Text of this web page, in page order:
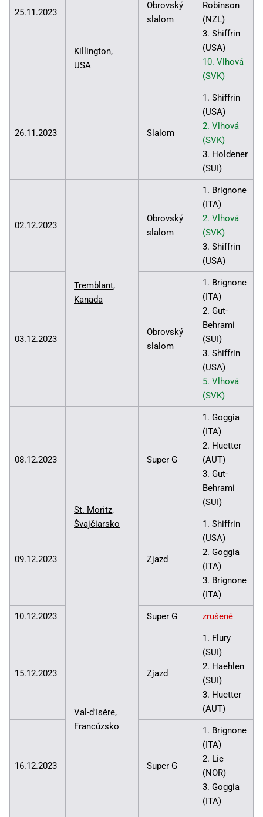
25.11.2023
Killington,
USA
Obrovský
slalom
Robinson
(NZL)
3. Shiffrin
(USA)
10. Vlhová
(SVK)
26.11.2023 Slalom
1. Shiffrin
(USA)
2. Vlhová
(SVK)
3. Holdener
(SUI)
02.12.2023
Tremblant,
Kanada
Obrovský
slalom
1. Brignone
(ITA)
2. Vlhová
(SVK)
3. Shiffrin
(USA)
03.12.2023
Obrovský
slalom
1. Brignone
(ITA)
2. Gut-
Behrami
(SUI)
3. Shiffrin
(USA)
5. Vlhová
(SVK)
08.12.2023
St. Moritz,
Švajčiarsko
Super G
1. Goggia
(ITA)
2. Huetter
(AUT)
3. Gut-
Behrami
(SUI)
09.12.2023 Zjazd
1. Shiffrin
(USA)
2. Goggia
(ITA)
3. Brignone
(ITA)
10.12.2023 Super G zrušené
15.12.2023
Val-d'Isére,
Francúzsko
Zjazd
1. Flury
(SUI)
2. Haehlen
(SUI)
3. Huetter
(AUT)
16.12.2023 Super G
1. Brignone
(ITA)
2. Lie
(NOR)
3. Goggia
(ITA)